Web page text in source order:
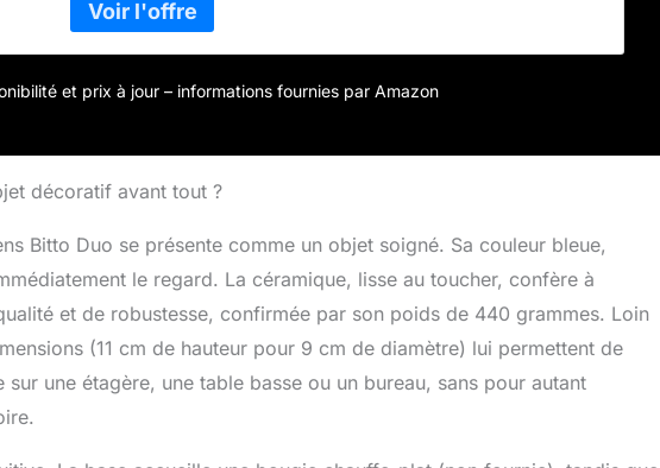
et prix à jour – informations fournies par Amazon
décoratif avant tout ?
Bitto Duo se présente comme un objet soigné. Sa couleur bleue,
le regard. La céramique, lisse au toucher, confère à
et de robustesse, confirmée par son poids de 440 grammes. Loin
(11 cm de hauteur pour 9 cm de diamètre) lui permettent de
une étagère, une table basse ou un bureau, sans pour autant